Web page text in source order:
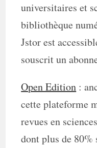
universitaires et
bibliothèque
Jstor est
souscrit un
Open Edition :
cette plateforme
revues en
dont plus de 80%